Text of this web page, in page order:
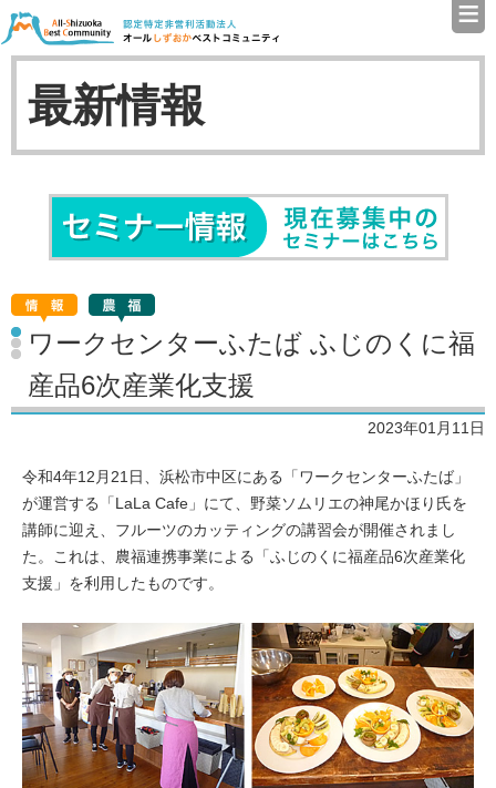
認定特定非営利活動法人（
≡
最新情報
ワークセンターふたば ふじのくに福
産品6次産業化支援
2023年01月11日
令和4年12月21日、浜松市中区にある「ワークセンターふたば」
が運営する「LaLa Cafe」にて、野菜ソムリエの神尾かほり氏を
講師に迎え、フルーツのカッティングの講習会が開催されまし
た。これは、農福連携事業による「ふじのくに福産品6次産業化
支援」を利用したものです。